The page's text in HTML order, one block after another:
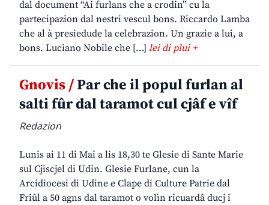
dal document “Ai furlans che a crodin” cu la
partecipazion dal nestri vescul bons. Riccardo Lamba
che al à presiedude la celebrazion. Un grazie a lui, a
bons. Luciano Nobile che […] lei di plui +
Gnovis /Par che il popul furlan al
salti fûr dal taramot cul cjâf e vîf
Redazion
Lunis ai 11 di Mai a lis 18,30 te Glesie di Sante Marie
sul Cjiscjel di Udin. Glesie Furlane, cun la
Arcidiocesi di Udine e Clape di Culture Patrie dal
Friûl a 50 agns dal taramot o volìn ricuardâ ducj i